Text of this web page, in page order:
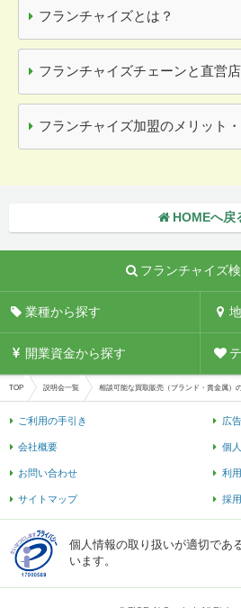
フランチャイズとは？
フランチャイズチェーンと直営
フランチャイズ加盟のメリット
HOMEへ戻
フランチャイズ
業種から探す
開業資金から探す
TOP 説明会一覧 相談可能な買取販売（ブランド・貴金属）
ご利用の手引き 広
会社概要 個
お問い合わせ 利
サイトマップ 採
個人情報の取り扱いが適切であ
います。